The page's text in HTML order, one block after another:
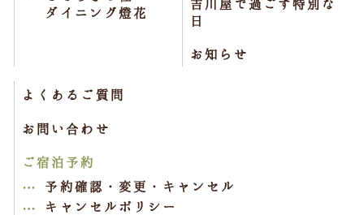
ダイニング燈花
吉川屋で過ごす特別な
日
お知らせ
よくあるご質問
お問い合わせ
ご宿泊予約
予約確認・変更・キャンセル
キャンセルポリシー